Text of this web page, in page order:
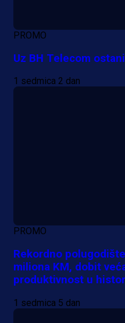
PROMO
Uz BH Telecom
1 sedmica 2 dan
PROMO
Rekordno
miliona KM, dobit
produktivnost u
1 sedmica 5 dan